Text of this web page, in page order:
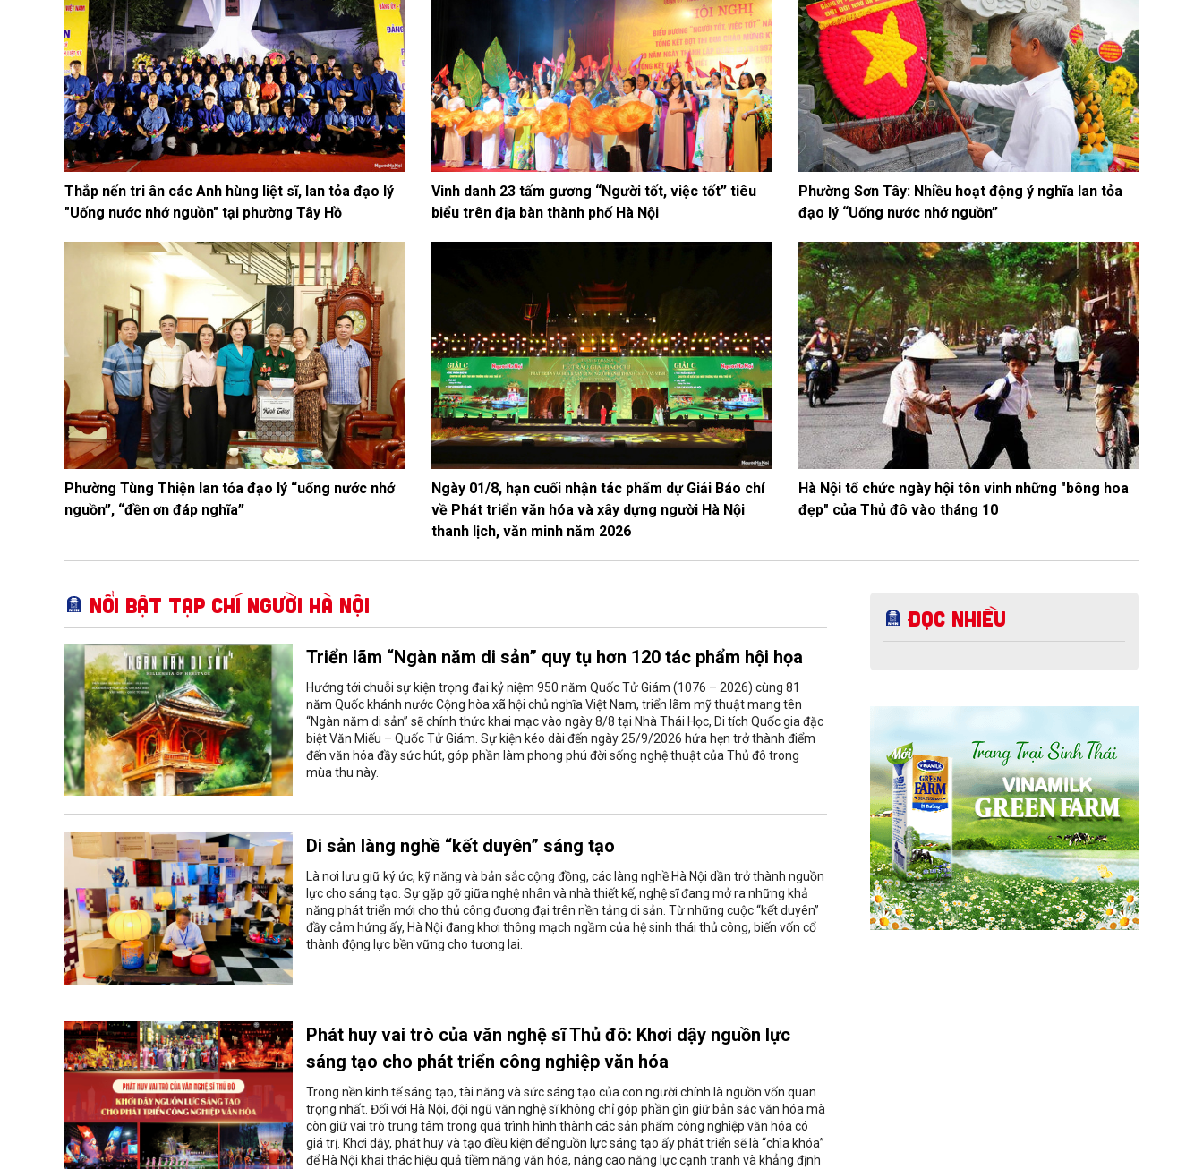
Thắp nến tri ân các Anh hùng liệt sĩ, lan tỏa đạo lý
"Uống nước nhớ nguồn" tại phường Tây Hồ
Vinh danh 23 tấm gương “Người tốt, việc tốt” tiêu
biểu trên địa bàn thành phố Hà Nội
Phường Sơn Tây: Nhiều hoạt động ý nghĩa lan tỏa
đạo lý “Uống nước nhớ nguồn”
Phường Tùng Thiện lan tỏa đạo lý “uống nước nhớ
nguồn”, “đền ơn đáp nghĩa”
Ngày 01/8, hạn cuối nhận tác phẩm dự Giải Báo chí
về Phát triển văn hóa và xây dựng người Hà Nội
thanh lịch, văn minh năm 2026
Hà Nội tổ chức ngày hội tôn vinh những "bông hoa
đẹp" của Thủ đô vào tháng 10
Nổi bật Tạp chí Người Hà Nội
Triển lãm “Ngàn năm di sản” quy tụ hơn 120 tác phẩm hội họa
Hướng tới chuỗi sự kiện trọng đại kỷ niệm 950 năm Quốc Tử Giám (1076 – 2026) cùng 81
năm Quốc khánh nước Cộng hòa xã hội chủ nghĩa Việt Nam, triển lãm mỹ thuật mang tên
“Ngàn năm di sản” sẽ chính thức khai mạc vào ngày 8/8 tại Nhà Thái Học, Di tích Quốc gia đặc
biệt Văn Miếu – Quốc Tử Giám. Sự kiện kéo dài đến ngày 25/9/2026 hứa hẹn trở thành điểm
đến văn hóa đầy sức hút, góp phần làm phong phú đời sống nghệ thuật của Thủ đô trong
mùa thu này.
Di sản làng nghề “kết duyên” sáng tạo
Là nơi lưu giữ ký ức, kỹ năng và bản sắc cộng đồng, các làng nghề Hà Nội dần trở thành nguồn
lực cho sáng tạo. Sự gặp gỡ giữa nghệ nhân và nhà thiết kế, nghệ sĩ đang mở ra những khả
năng phát triển mới cho thủ công đương đại trên nền tảng di sản. Từ những cuộc “kết duyên”
đầy cảm hứng ấy, Hà Nội đang khơi thông mạch ngầm của hệ sinh thái thủ công, biến vốn cổ
thành động lực bền vững cho tương lai.
Phát huy vai trò của văn nghệ sĩ Thủ đô: Khơi dậy nguồn lực
sáng tạo cho phát triển công nghiệp văn hóa
Trong nền kinh tế sáng tạo, tài năng và sức sáng tạo của con người chính là nguồn vốn quan
trọng nhất. Đối với Hà Nội, đội ngũ văn nghệ sĩ không chỉ góp phần gìn giữ bản sắc văn hóa mà
còn giữ vai trò trung tâm trong quá trình hình thành các sản phẩm công nghiệp văn hóa có
giá trị. Khơi dậy, phát huy và tạo điều kiện để nguồn lực sáng tạo ấy phát triển sẽ là “chìa khóa”
để Hà Nội khai thác hiệu quả tiềm năng văn hóa, nâng cao năng lực cạnh tranh và khẳng định
Đọc nhiều